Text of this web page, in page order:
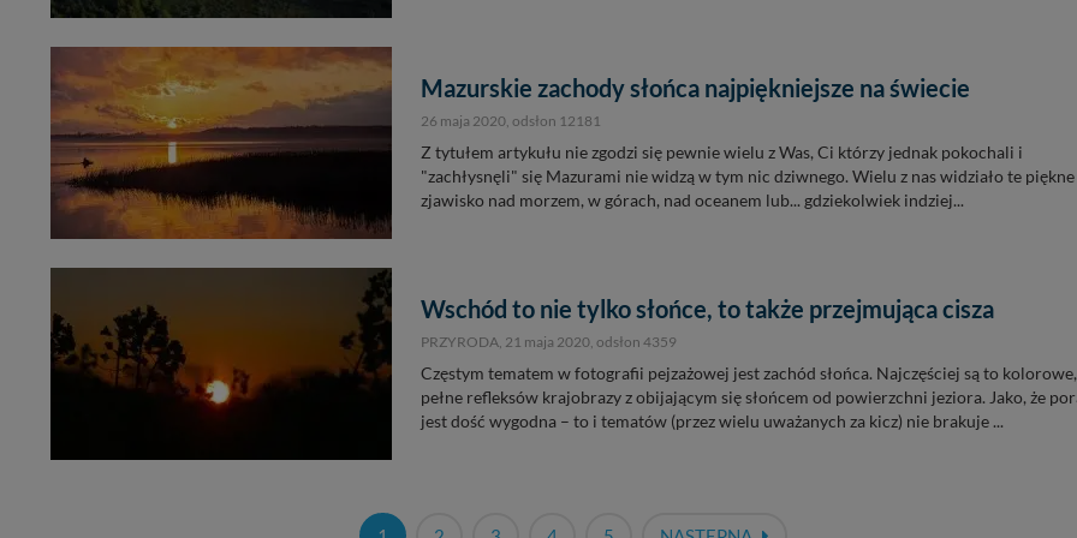
Mazurskie zachody słońca najpiękniejsze na świecie
26 maja 2020, odsłon 12181
Z tytułem artykułu nie zgodzi się pewnie wielu z Was, Ci którzy jednak pokochali i
"zachłysnęli" się Mazurami nie widzą w tym nic dziwnego. Wielu z nas widziało te piękne
zjawisko nad morzem, w górach, nad oceanem lub... gdziekolwiek indziej...
Wschód to nie tylko słońce, to także przejmująca cisza
PRZYRODA, 21 maja 2020, odsłon 4359
Częstym tematem w fotografii pejzażowej jest zachód słońca. Najczęściej są to kolorowe,
pełne refleksów krajobrazy z obijającym się słońcem od powierzchni jeziora. Jako, że
jest dość wygodna – to i tematów (przez wielu uważanych za kicz) nie brakuje ...